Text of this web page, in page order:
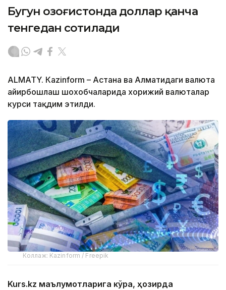
Бугун Қозоғистонда доллар қанча
тенгедан сотилади
ALMATY. Кazinform – Астана ва Алматидаги валюта
айирбошлаш шохобчаларида хорижий валюталар
курси тақдим этилди.
Коллаж: Kazinform / Freepik
Kurs.kz маълумотларига кўра, ҳозирда